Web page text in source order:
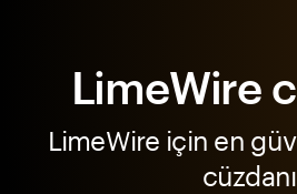
LimeWire
LimeWire için en
cüzdanı